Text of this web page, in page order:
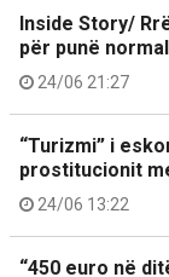
Inside Story/
për punë
24/06 21:27
“Turizmi” i
prostitucionit
24/06 13:22
“450 euro në